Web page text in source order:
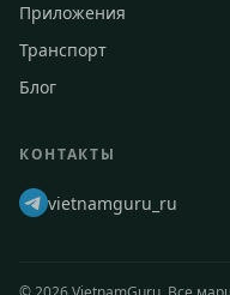
Приложения
Транспорт
Блог
КОНТАКТЫ
vietnamguru_ru